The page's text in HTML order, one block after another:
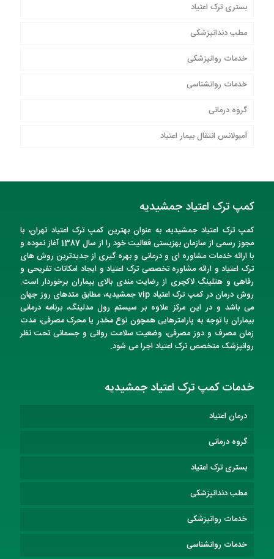
بستری ترک اعتیاد
مطب دندانپزشکی
خدمات روانپزشکی
خدمات روانشناسی
گروه درمانی
آمبولانس انتقال بیمار اعتیاد
کمپ ترک اعتیاد جمشیدیه
کمپ ترک اعتیادجمشیدیه، به عنوانبهترین کمپ ترک اعتیاد تهران، با
مجوز رسمی از سازمان بهزیستی فعالیت خود را از سال 1387 آغاز نموده و
با ارائه خدمات مشاوره ای و درمانی و بهره گیری از جدیدترین روش های
ترک اعتیاد و ارائه مشاوره تخصصی ترک اعتیاد و ایجاد امکانات تفریحی و
رفاهی و هتلینگ لاکچری از رضایت مندی بالای بیماران برخوردار است.
روش درمان در کمپ ترک اعتیاد vip جمشیدیه، مطابق متدهای روز جهان
می باشد و در این مرکز علاوه بر سیستم رول مدلینگ، برنامه درمانی
بیماران با توجه به پارامترهایی همچون نوع مخدر یا محرک مصرفی، مدت
زمان مصرف و دوز مصرفی، وضعیت سلامت روانی و جسمانی تحت نظر
روانپزشک متخصصترک اعتیاداجرا می شود.
خدمات کمپ ترک اعتیاد جمشیدیه
درمان اعتیاد
گروه درمانی
بستری ترک اعتیاد
مطب دندانپزشکی
خدمات روانپزشکی
خدمات روانشناسی